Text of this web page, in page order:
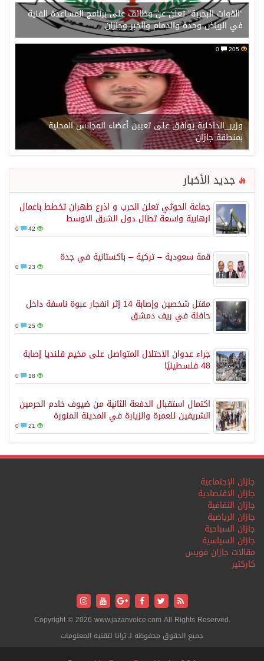
“القوات البحرية” تعلن عن وظائف على برنامج المساعدة الفنية
في الرياض وجدة والدمام والخبر وجازان
205
وزير_الداخلية يوافق على تعيين أعضاء المجالس المحلية
بمنطقة جازان
جديد الأخبار
جماعة الحوثي تعلن الحرب و اذرع طهران تخطط باعمال
ارهابية واسعة تطال دول الشرق الاوسط
42
قمة سعودية – تركية – باكستانية في جدة
23
مقتل شخصين وإصابة 14 إثر انفجار عبوة ناسفة داخل
حافلة في ريف دمشق
25
جراء عدوان الاحتلال المتواصل على مخيم قلنديا إصابة
48 فلسطينيًا
18
اكتمال استقبال الدفعة الثانية من ضيوف خادم الحرمين
الشريفين للعمرة والزيارة في المدينة المنورة
21
جازان الإجتماعية
جازان الاقتصادية
جازان الثقافية
جازان الرياضية
جازان السياحية
جازان السياسية
مقالات جازان فويس
كاركتير
Copyright © 2026 www.jazanvoice.com All Rights Reserved.
جميع الحقوق محفوظة لـ ترانا لتقنية المعلومات